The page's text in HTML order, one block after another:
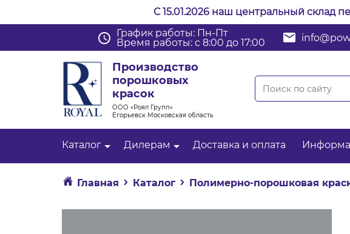
С 15.01.2026 наш центральный склад
График работы: Пн-Пт
Время работы: с 8:00 до 17:00
Производство
порошковых
красок
ООО «Роял Групп»
Егорьевск Московская область
Каталог Дилерам Доставка и оплата
Главная Каталог Полимерно-порошковая